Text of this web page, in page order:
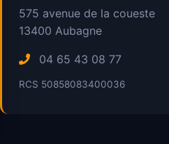
575 avenue de la coueste
13400 Aubagne
04 65 43 08 77
RCS 50858083400036